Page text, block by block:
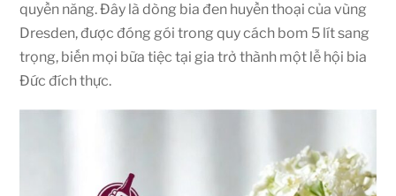
quyền năng. Đây là dòng bia đen huyền thoại của vùng
Dresden, được đóng gói trong quy cách bom 5 lít sang
trọng, biến mọi bữa tiệc tại gia trở thành một lễ hội bia
Đức đích thực.